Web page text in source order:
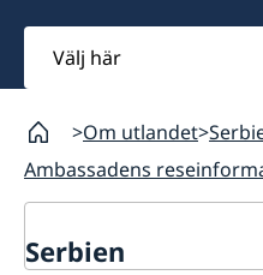
Välj
här
Om utlandet
Ambassadens
Serbien